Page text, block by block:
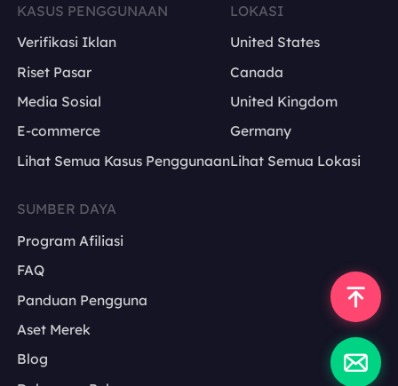
KASUS PENGGUNAAN
Verifikasi Iklan
Riset Pasar
Media Sosial
E-commerce
Lihat Semua Kasus Penggunaan
LOKASI
United States
Canada
United Kingdom
Germany
Lihat Semua Lokasi
SUMBER DAYA
Program Afiliasi
FAQ
Panduan Pengguna
Aset Merek
Blog